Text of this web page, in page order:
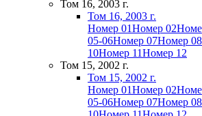
Том 16, 2003 г.
Том 16, 2003 г.
Номер 01Номер 02
05-06Номер 07Номер 08
10Номер 11Номер 12
Том 15, 2002 г.
Том 15, 2002 г.
Номер 01Номер 02
05-06Номер 07Номер 08